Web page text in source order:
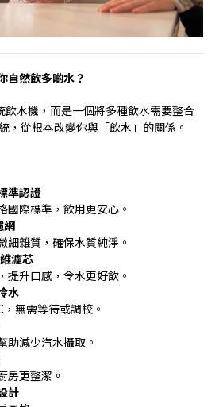
自然飲多啲水？
飲水機，而是一個將多種飲水需要整合
，從根本改變你與「飲水」的關係。
準認證
國際標準，飲用更安心。
網
細雜質，確保水質純淨。
濾芯
提升口感，令水更好飲。
水
，無需等待或調校。
助減少汽水攝取。
房更整潔。
計